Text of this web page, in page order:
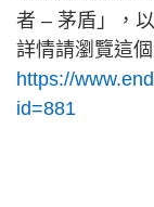
者 – 茅盾」，
詳情請瀏覽這個
https://
id=881